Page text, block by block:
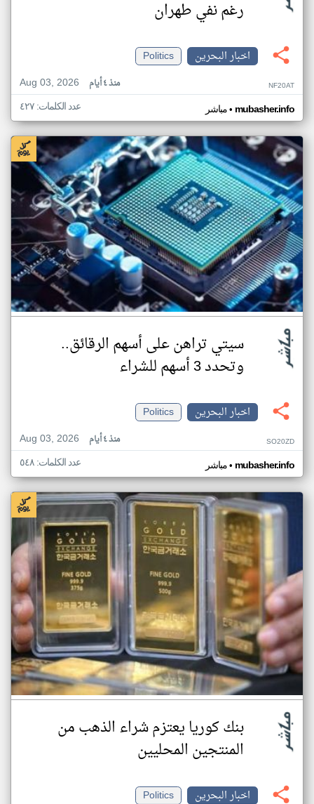
رغم نفي طهران
اخبار البحرين
Politics
Aug 03, 2026
منذ ٤ أيام NF20AT
مباشر• mubasher.info عدد الكلمات: ٤٢٧
سيتي تراهن على أسهم الرقائق..
وتحدد 3 أسهم للشراء
اخبار البحرين
Politics
Aug 03, 2026
منذ ٤ أيام SO20ZD
مباشر• mubasher.info عدد الكلمات: ٥٤٨
بنك كوريا يعتزم شراء الذهب من
المنتجين المحليين
اخبار البحرين
Politics